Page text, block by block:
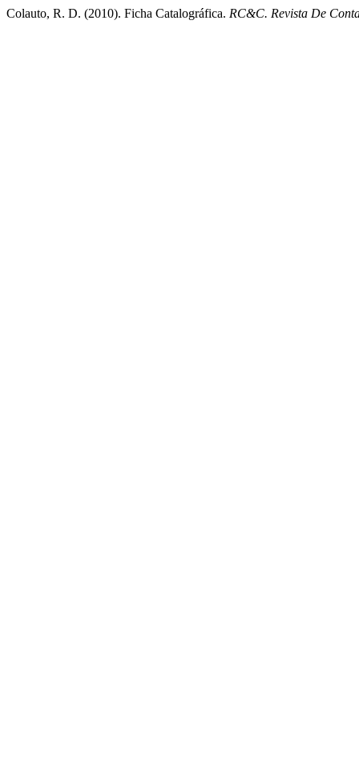
Colauto, R. D. (2010). Ficha Catalográfica. RC&C. Revista De